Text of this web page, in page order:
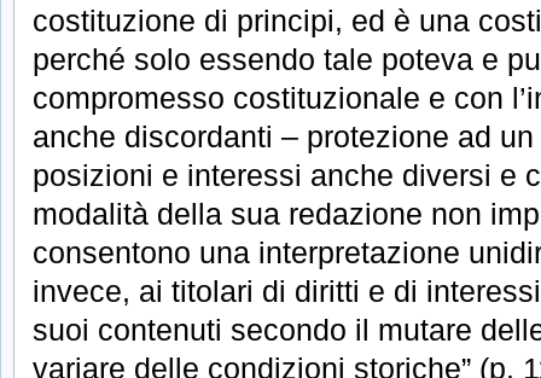
costituzione di principi, ed è una
perché solo essendo tale poteva e
compromesso costituzionale e con
anche discordanti – protezione ad
posizioni e interessi anche diversi e
modalità della sua redazione non
consentono una interpretazione
invece, ai titolari di diritti e di
suoi contenuti secondo il mutare
variare delle condizioni storiche” (p.